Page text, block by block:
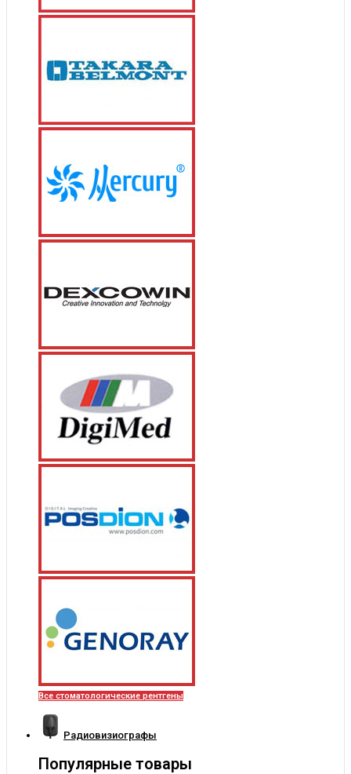
Все стоматологические рентгены
Радиовизиографы
Популярные товары